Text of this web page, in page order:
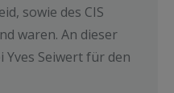
sowie des CIS
waren. An dieser
Yves Seiwert für den